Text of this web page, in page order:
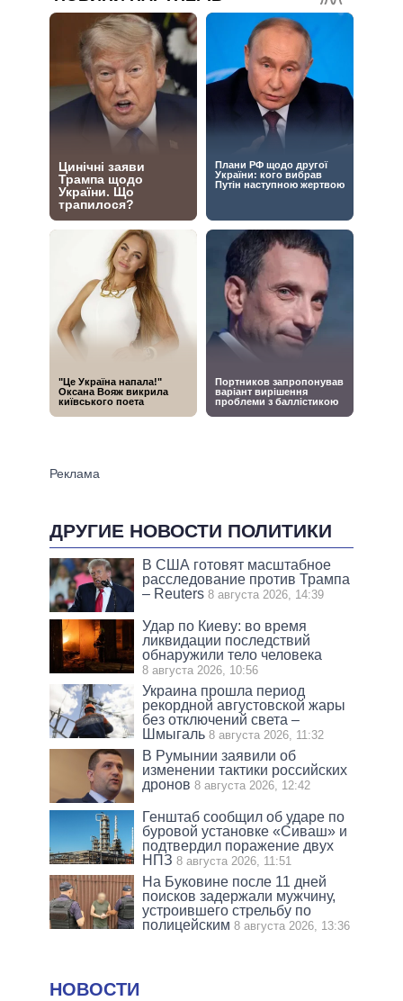
ДРУГИЕ НОВОСТИ ПОЛИТИКИ
В США готовят масштабное
расследование против Трампа
– Reuters 8 августа 2026, 14:39
Удар по Киеву: во время
ликвидации последствий
обнаружили тело человека
8 августа 2026, 10:56
Украина прошла период
рекордной августовской жары
без отключений света –
Шмыгаль 8 августа 2026, 11:32
В Румынии заявили об
изменении тактики российских
дронов 8 августа 2026, 12:42
Генштаб сообщил об ударе по
буровой установке «Сиваш» и
подтвердил поражение двух
НПЗ 8 августа 2026, 11:51
На Буковине после 11 дней
поисков задержали мужчину,
устроившего стрельбу по
полицейским 8 августа 2026, 13:36
НОВОСТИ